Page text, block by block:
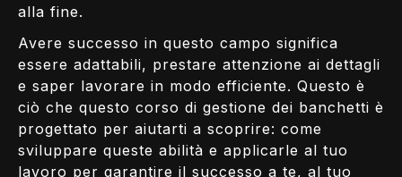
alla fine.
Avere successo in questo campo significa
essere adattabili, prestare attenzione ai dettagli
e saper lavorare in modo efficiente. Questo è
ciò che questo corso di gestione dei banchetti è
progettato per aiutarti a scoprire: come
sviluppare queste abilità e applicarle al tuo
lavoro per garantire il successo a te, al tuo